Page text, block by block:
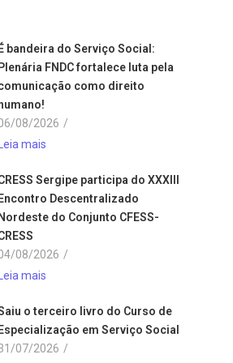
bandeira do Serviço Social:
FNDC fortalece luta pela
como direito
08/2026 /
mais
Sergipe participa do XXXIII
Descentralizado
do Conjunto CFESS-
08/2026 /
mais
o terceiro livro do Curso de
em Serviço Social
07/2026 /